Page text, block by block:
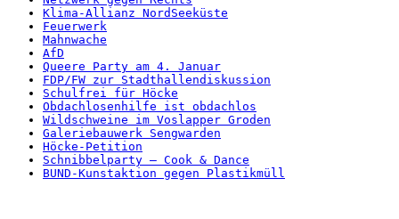
Klima-Allianz NordSeeküste
Feuerwerk
Mahnwache
AfD
Queere Party am 4. Januar
FDP/FW zur Stadthallendiskussion
Schulfrei für Höcke
Obdachlosenhilfe ist obdachlos
Wildschweine im Voslapper Groden
Galeriebauwerk Sengwarden
Höcke-Petition
Schnibbelparty – Cook & Dance
BUND-Kunstaktion gegen Plastikmüll